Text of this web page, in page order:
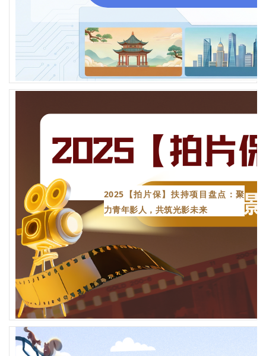
2025【拍片保】扶持项目盘点：聚
力青年影人，共筑光影未来